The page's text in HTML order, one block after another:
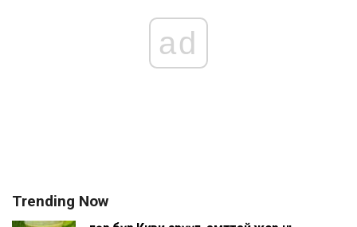
ad
Trending Now